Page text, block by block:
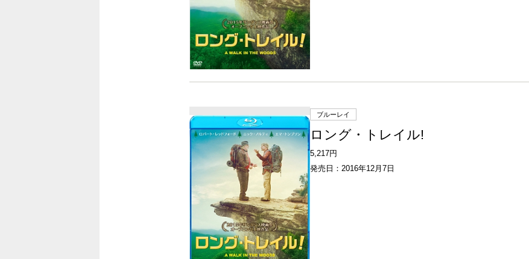
ブルーレイ
ロング・トレイル!
5,217円
発売日：2016年12月7日